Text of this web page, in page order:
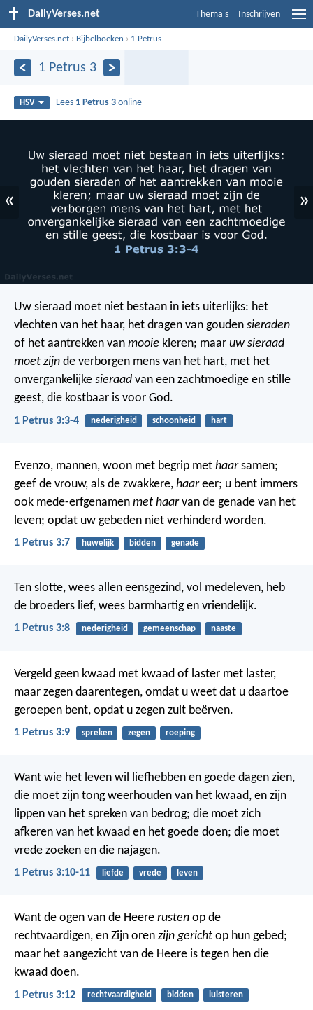
DailyVerses.net Thema's Inschrijven
DailyVerses.net › Bijbelboeken › 1 Petrus
1 Petrus 3
HSV Lees 1 Petrus 3 online
« »
Uw sieraad moet niet bestaan in iets uiterlijks: het
vlechten van het haar, het dragen van gouden sieraden
of het aantrekken van mooie kleren; maar uw sieraad
moet zijn de verborgen mens van het hart, met het
onvergankelijke sieraad van een zachtmoedige en stille
geest, die kostbaar is voor God.
1 Petrus 3:3-4 nederigheid schoonheid hart
Evenzo, mannen, woon met begrip met haarsamen;
geef de vrouw, als de zwakkere, haareer; u bent immers
ook mede-erfgenamen met haarvan de genade van het
leven; opdat uw gebeden niet verhinderd worden.
1 Petrus 3:7 huwelijk bidden genade
Ten slotte, wees allen eensgezind, vol medeleven, heb
de broeders lief, wees barmhartig en vriendelijk.
1 Petrus 3:8 nederigheid gemeenschap naaste
Vergeld geen kwaad met kwaad of laster met laster,
maar zegen daarentegen, omdat u weet dat u daartoe
geroepen bent, opdat u zegen zult beërven.
1 Petrus 3:9 spreken zegen roeping
Want wie het leven wil liefhebben en goede dagen zien,
die moet zijn tong weerhouden van het kwaad, en zijn
lippen van het spreken van bedrog; die moet zich
afkeren van het kwaad en het goede doen; die moet
vrede zoeken en die najagen.
1 Petrus 3:10-11 liefde vrede leven
Want de ogen van de Heere rusten op de
rechtvaardigen, en Zijn oren zijn gericht op hun gebed;
maar het aangezicht van de Heere is tegen hen die
kwaad doen.
1 Petrus 3:12 rechtvaardigheid bidden luisteren